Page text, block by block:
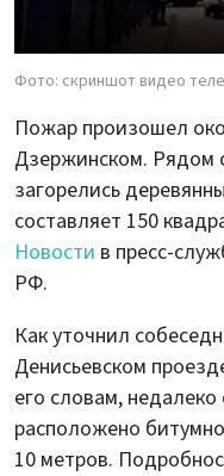
Фото: скриншот видео
Пожар произошел
Дзержинском. Рядом
загорелись
составляет 150
Новости в пресс-
РФ.
Как уточнил
Денисьевском
его словам,
расположено
10 метров.